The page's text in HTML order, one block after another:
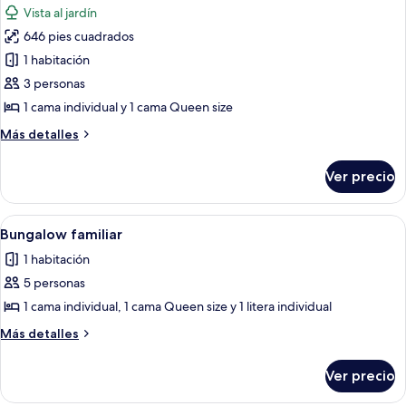
las
fotos
de
Bungalow
familiar
Vista al jardín
646 pies cuadrados
1 habitación
3 personas
1 cama individual y 1 cama Queen size
Más detalles
Más
familiar
Ver precio
Abrir
todas
las
fotos
de
Bungalow
Interior rústico de una cabaña con
6
Bungalow familiar
1 habitación
5 personas
1 cama individual, 1 cama Queen size y 1 litera individual
Más detalles
Más
familiar
Ver precio